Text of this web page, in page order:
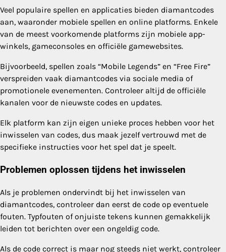
Veel populaire spellen en applicaties bieden diamantcodes
aan, waaronder mobiele spellen en online platforms. Enkele
van de meest voorkomende platforms zijn mobiele app-
winkels, gameconsoles en officiële gamewebsites.
Bijvoorbeeld, spellen zoals “Mobile Legends” en “Free Fire”
verspreiden vaak diamantcodes via sociale media of
promotionele evenementen. Controleer altijd de officiële
kanalen voor de nieuwste codes en updates.
Elk platform kan zijn eigen unieke proces hebben voor het
inwisselen van codes, dus maak jezelf vertrouwd met de
specifieke instructies voor het spel dat je speelt.
Problemen oplossen tijdens het inwisselen
Als je problemen ondervindt bij het inwisselen van
diamantcodes, controleer dan eerst de code op eventuele
fouten. Typfouten of onjuiste tekens kunnen gemakkelijk
leiden tot berichten over een ongeldig code.
Als de code correct is maar nog steeds niet werkt, controleer